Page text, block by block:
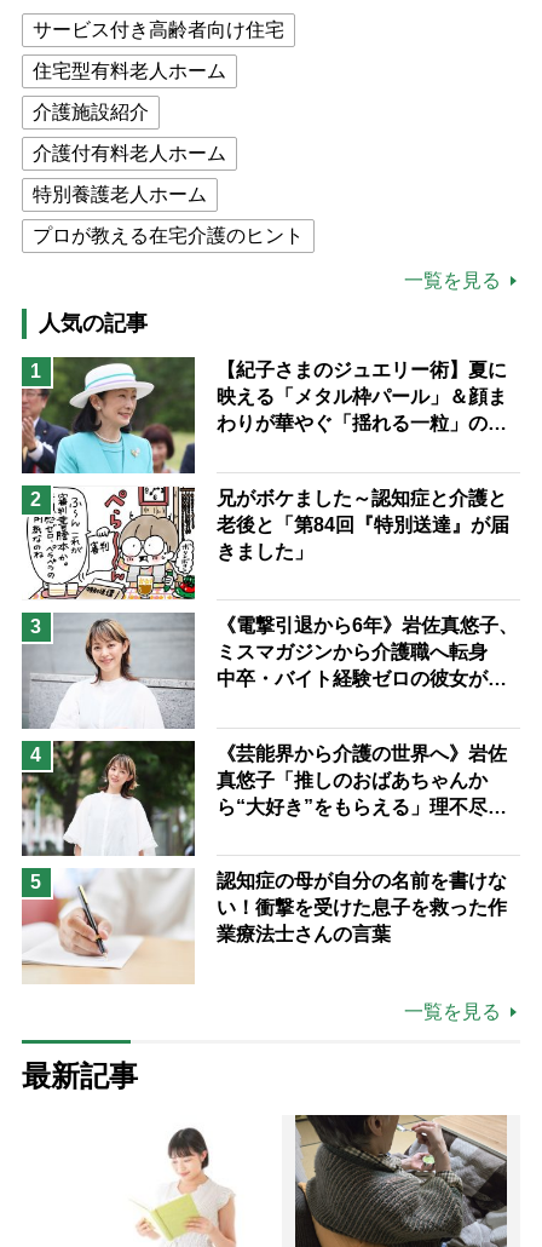
サービス付き高齢者向け住宅
住宅型有料老人ホーム
介護施設紹介
介護付有料老人ホーム
特別養護老人ホーム
プロが教える在宅介護のヒント
高木ブー
ケアマネジャー
猫が母になつきません
息子の遠距離介護サバイバル術
兄がボケました
予防法
一覧を見る
人気の記事
1
【紀子さまのジュエリー術】夏に
映える「メタル枠パール」＆顔ま
わりが華やぐ「揺れる一粒」の使
2
兄がボケました～認知症と介護と
老後と「第84回『特別送達』が届
きました」
3
《電撃引退から6年》岩佐真悠子、
ミスマガジンから介護職へ転身
中卒・バイト経験ゼロの彼女が見
ながら自分らしくいられる」
4
《芸能界から介護の世界へ》岩佐
真悠子「推しのおばあちゃんか
ら“大好き”をもらえる」理不尽さ
場は「愛おしい」
5
認知症の母が自分の名前を書けな
い！衝撃を受けた息子を救った作
業療法士さんの言葉
一覧を見る
最新記事